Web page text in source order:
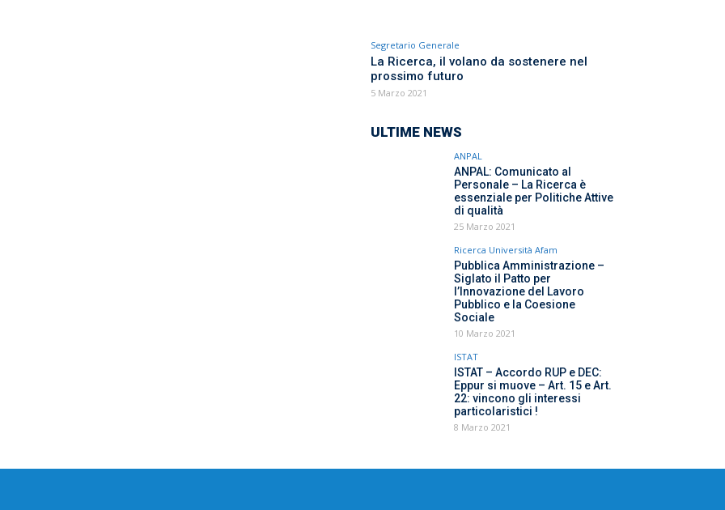
Segretario Generale
La Ricerca, il volano da sostenere nel
prossimo futuro
5 Marzo 2021
ULTIME NEWS
ANPAL
ANPAL: Comunicato al
Personale – La Ricerca è
essenziale per Politiche Attive
di qualità
25 Marzo 2021
Ricerca Università Afam
Pubblica Amministrazione –
Siglato il Patto per
l’Innovazione del Lavoro
Pubblico e la Coesione
Sociale
10 Marzo 2021
ISTAT
ISTAT – Accordo RUP e DEC:
Eppur si muove – Art. 15 e Art.
22: vincono gli interessi
particolaristici !
8 Marzo 2021